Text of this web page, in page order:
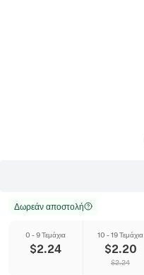
Δωρεάν αποστολή
0 - 9 Τεμάχια
$2.24
10 - 19 Τεμάχια
$2.20
$2.24